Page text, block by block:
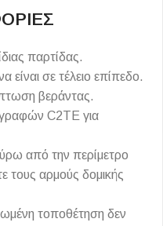
παρτίδας.
σε τέλειο επίπεδο.
βεράντας.
C2TE για
από την περίμετρο
τους αρμούς δομικής
τοποθέτηση δεν